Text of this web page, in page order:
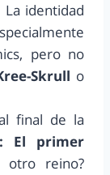
identidad
pero no
Skrull o
final de la
El primer
otro reino?